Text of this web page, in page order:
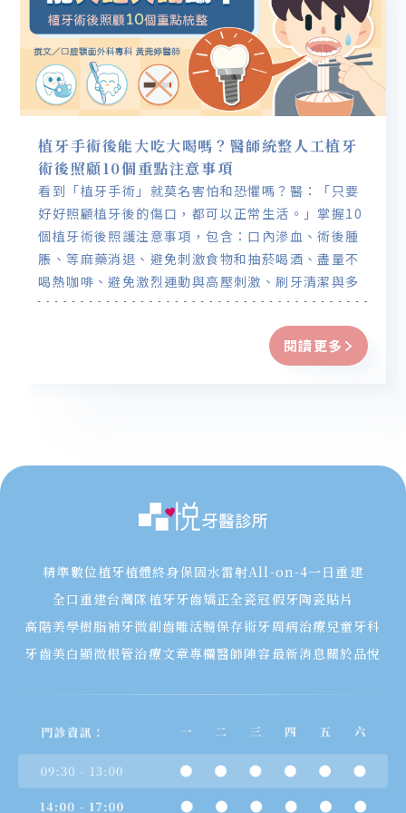
植牙手術後能大吃大喝嗎？醫師統整人工植牙
術後照顧10個重點注意事項
看到「植牙手術」就莫名害怕和恐懼嗎？醫：「只要
好好照顧植牙後的傷口，都可以正常生活。」掌握10
個植牙術後照護注意事項，包含：口內滲血、術後腫
脹、等麻藥消退、避免刺激食物和抽菸喝酒、盡量不
喝熱咖啡、避免激烈運動與高壓刺激、刷牙清潔與多
喝水、按時回診追蹤。
閱讀更多
精準數位植牙植體終身保固水雷射All-on-4一日重建
全口重建台灣隊植牙牙齒矯正全瓷冠假牙陶瓷貼片
高階美學樹脂補牙微創齒雕活髓保存術牙周病治療兒童牙科
牙齒美白 顯微根管治療文章專欄醫師陣容最新消息關於品悅